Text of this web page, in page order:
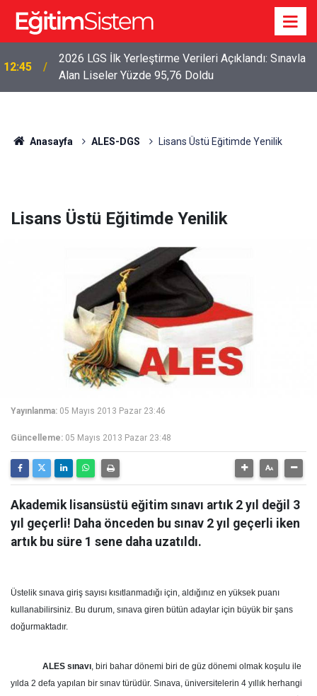
12:45
2026 LGS İlk Yerleştirme Verileri Açıklandı: Sınavla
Alan Liseler Yüzde 95,76 Doldu
Anasayfa ALES-DGS Lisans Üstü Eğitimde Yenilik
Lisans Üstü Eğitimde Yenilik
Yayınlanma: 05 Mayıs 2013 Pazar 23:46
Güncelleme: 05 Mayıs 2013 Pazar 23:48
Akademik lisansüstü eğitim sınavı artık 2 yıl değil 3
yıl geçerli! Daha önceden bu sınav 2 yıl geçerli iken
artık bu süre 1 sene daha uzatıldı.
Üstelik sınava giriş sayısı kısıtlanmadığı için, aldığınız en yüksek puanı
kullanabilirsiniz. Bu durum, sınava giren bütün adaylar için büyük bir şans
doğurmaktadır.
ALES sınavı, biri bahar dönemi biri de güz dönemi olmak koşulu ile
yılda 2 defa yapılan bir sınav türüdür. Sınava, üniversitelerin 4 yıllık herhangi